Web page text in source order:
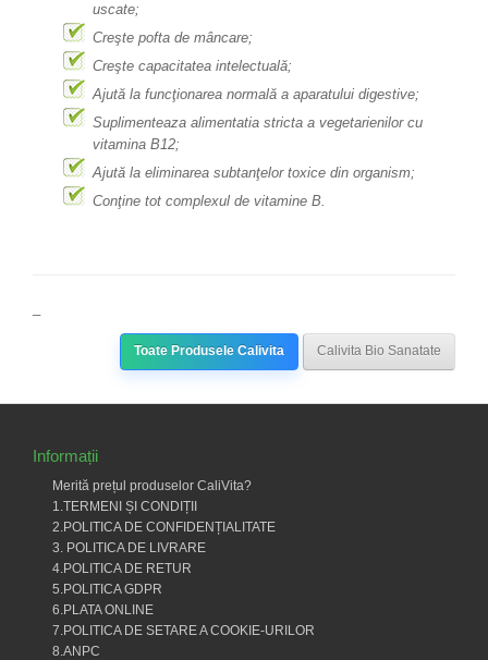
uscate;
Creşte pofta de mâncare;
Creşte capacitatea intelectuală;
Ajută la funcţionarea normală a aparatului digestive;
Suplimenteaza alimentatia stricta a vegetarienilor cu
vitamina B12;
Ajută la eliminarea subtanţelor toxice din organism;
Conţine tot complexul de vitamine B.
Toate Produsele Calivita Calivita Bio Sanatate
Informații
Merită prețul produselor CaliVita?
1.TERMENI ȘI CONDIȚII
2.POLITICA DE CONFIDENȚIALITATE
3. POLITICA DE LIVRARE
4.POLITICA DE RETUR
5.POLITICA GDPR
6.PLATA ONLINE
7.POLITICA DE SETARE A COOKIE-URILOR
8.ANPC